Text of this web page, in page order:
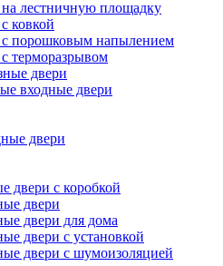
лестничную площадку
ковкой
порошковым напылением
терморазрывом
двери
входные двери
двери
двери с коробкой
двери
двери для дома
двери с установкой
двери с шумоизоляцией